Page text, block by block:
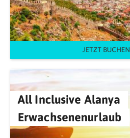
JETZT BUCHEN
All Inclusive Alanya
Erwachsenenurlaub